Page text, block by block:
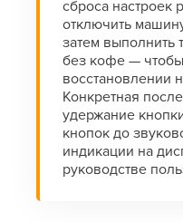
сброса настроек
отключить
затем выполнить
без кофе —
восстановлении
Конкретная
удержание
кнопок до
индикации на
руководстве